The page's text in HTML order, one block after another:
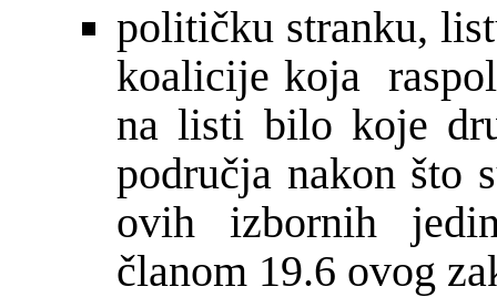
političku stranku,
koalicije koja
na listi bilo koje
područja nakon što
ovih izbornih
članom 19.6 ovog